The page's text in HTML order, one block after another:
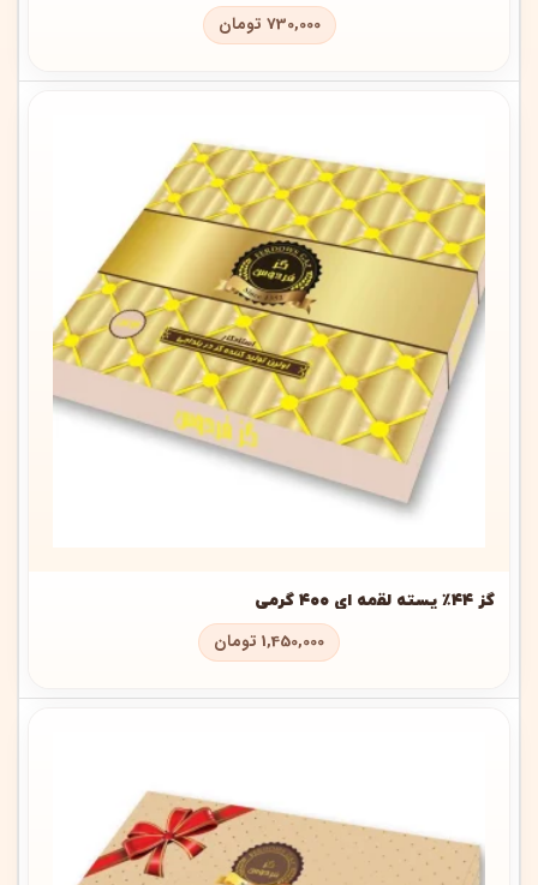
730,000 تومان
گز ۴۴٪ پسته لقمه ای ۴۰۰ گرمی
1,450,000 تومان